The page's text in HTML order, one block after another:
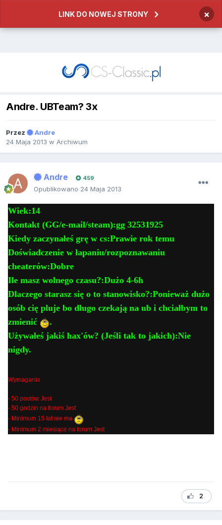
LINK DO NOWEJ STRONY ×
Andre. UBTeam? 3x
Przez
Andre
24 Maja 2013 w Archiwum
Andre 459
Opublikowano 24 Maja 2013
Wiek:14
Kontakt (GG/e-mail/steam):gg 32531925
Kiedy zaczynałeś grę w cs:Prawie rok temu
Doświadczenie w łapaniu/rozpoznawaniu
cheaterów:Dobre
Ile masz wolnego czasu?:Dużo 4-6h
Dlaczego starasz się o to stanowisko?:Ponieważ dużo
osób cię pluje bo długo czekają na ub i chciałbym to
zmienić
.
Używałeś jakiś hax'ów? (Jeśli tak to jakich):Nie
nigdy.
Wymagania
- 50 postów Jest
- 50 godzin na forum Jest
- Minimum 15 lat nie ma
- Minimum 2 miesiące na forum Jest
2